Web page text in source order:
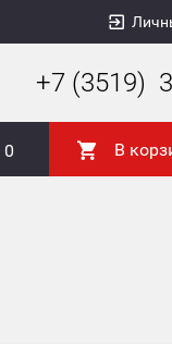
+7 (3519)
0 В